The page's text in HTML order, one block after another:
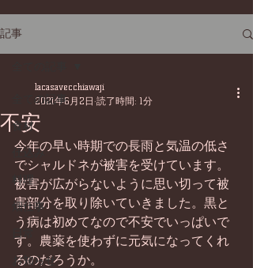
記事
全ての記事
食材
仕込み
料理
畑仕事
日常
お知らせ
不安
lacasavecchiawaji
2021年6月2日 読了時間: 1分
今年の早い時期での長雨と気温の低さ
でシャルドネが被害を受けています。
被害が広がらないように思い切って被
害部分を取り除いていきました。黒と
う病は初めてなので不安でいっぱいで
す。農薬を使わずに元気になってくれ
るのだろうか。